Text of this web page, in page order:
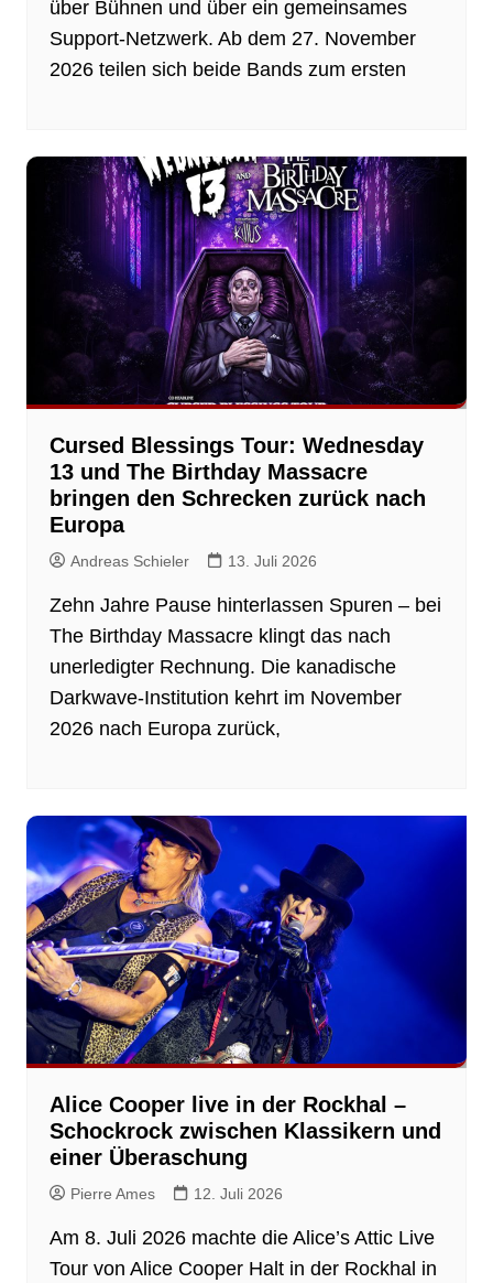
über Bühnen und über ein gemeinsames
Support-Netzwerk. Ab dem 27. November
2026 teilen sich beide Bands zum ersten
Cursed Blessings Tour: Wednesday
13 und The Birthday Massacre
bringen den Schrecken zurück nach
Europa
Andreas Schieler 13. Juli 2026
Zehn Jahre Pause hinterlassen Spuren – bei
The Birthday Massacre klingt das nach
unerledigter Rechnung. Die kanadische
Darkwave-Institution kehrt im November
2026 nach Europa zurück,
Alice Cooper live in der Rockhal –
Schockrock zwischen Klassikern und
einer Überaschung
Pierre Ames 12. Juli 2026
Am 8. Juli 2026 machte die Alice’s Attic Live
Tour von Alice Cooper Halt in der Rockhal in